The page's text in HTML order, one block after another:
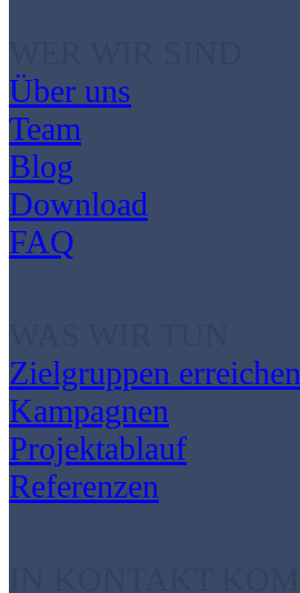
Über uns
Team
Blog
Download
FAQ
Zielgruppen erreichen
Kampagnen
Projektablauf
Referenzen